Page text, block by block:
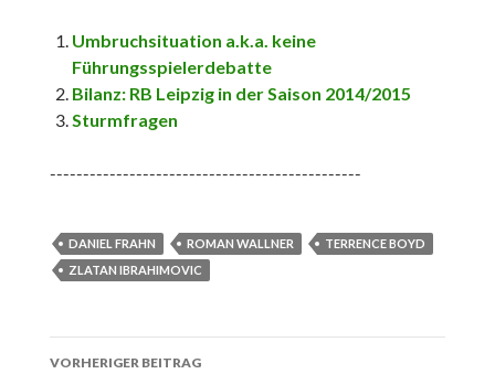
Umbruchsituation a.k.a. keine
Führungsspielerdebatte
Bilanz: RB Leipzig in der Saison 2014/2015
Sturmfragen
-----------------------------------------------
DANIEL FRAHN ROMAN WALLNER
TERRENCE BOYD
ZLATAN IBRAHIMOVIC
Beitrags-
VORHERIGER BEITRAG